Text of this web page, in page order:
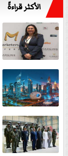
الأكثر قراءةً